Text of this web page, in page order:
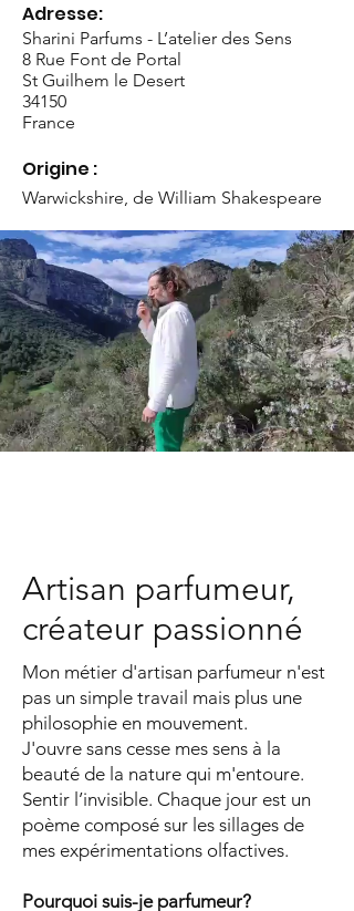
Adresse:
Sharini Parfums - L’atelier des Sens
8 Rue Font de Portal
St Guilhem le Desert
34150
France
Origine :
Warwickshire, de William Shakespeare
Artisan parfumeur,
créateur passionné
Mon métier d'artisan parfumeur n'est
pas un simple travail mais plus une
philosophie en mouvement.
J'ouvre sans cesse mes sens à la
beauté de la nature qui m'entoure.
Sentir l’invisible. Chaque jour est un
poème composé sur les sillages de
mes expérimentations olfactives.
Pourquoi suis-je parfumeur?